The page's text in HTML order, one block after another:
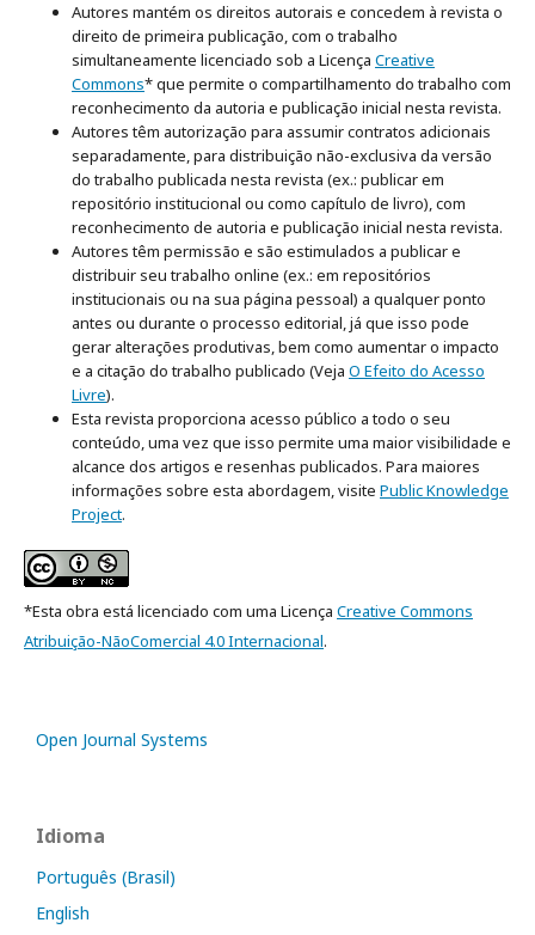
Autores mantém os direitos autorais e concedem à revista o
direito de primeira publicação, com o trabalho
simultaneamente licenciado sob a Licença Creative
Commons* que permite o compartilhamento do trabalho com
reconhecimento da autoria e publicação inicial nesta revista.
Autores têm autorização para assumir contratos adicionais
separadamente, para distribuição não-exclusiva da versão
do trabalho publicada nesta revista (ex.: publicar em
repositório institucional ou como capítulo de livro), com
reconhecimento de autoria e publicação inicial nesta revista.
Autores têm permissão e são estimulados a publicar e
distribuir seu trabalho online (ex.: em repositórios
institucionais ou na sua página pessoal) a qualquer ponto
antes ou durante o processo editorial, já que isso pode
gerar alterações produtivas, bem como aumentar o impacto
e a citação do trabalho publicado (Veja O Efeito do Acesso
Livre).
Esta revista proporciona acesso público a todo o seu
conteúdo, uma vez que isso permite uma maior visibilidade e
alcance dos artigos e resenhas publicados. Para maiores
informações sobre esta abordagem, visite Public Knowledge
Project.
*Esta obra está licenciado com uma Licença Creative Commons
Atribuição-NãoComercial 4.0 Internacional.
Open Journal Systems
Idioma
Português (Brasil)
English